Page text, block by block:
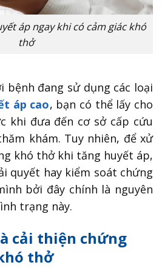
áp ngay khi có cảm giác khó
thở
bệnh đang sử dụng các loại
áp cao, bạn có thể lấy cho
khi đưa đến cơ sở cấp cứu
khám. Tuy nhiên, để xử
khó thở khi tăng huyết áp,
quyết hay kiểm soát chứng
bởi đây chính là nguyên
trạng này.
cải thiện chứng
thở